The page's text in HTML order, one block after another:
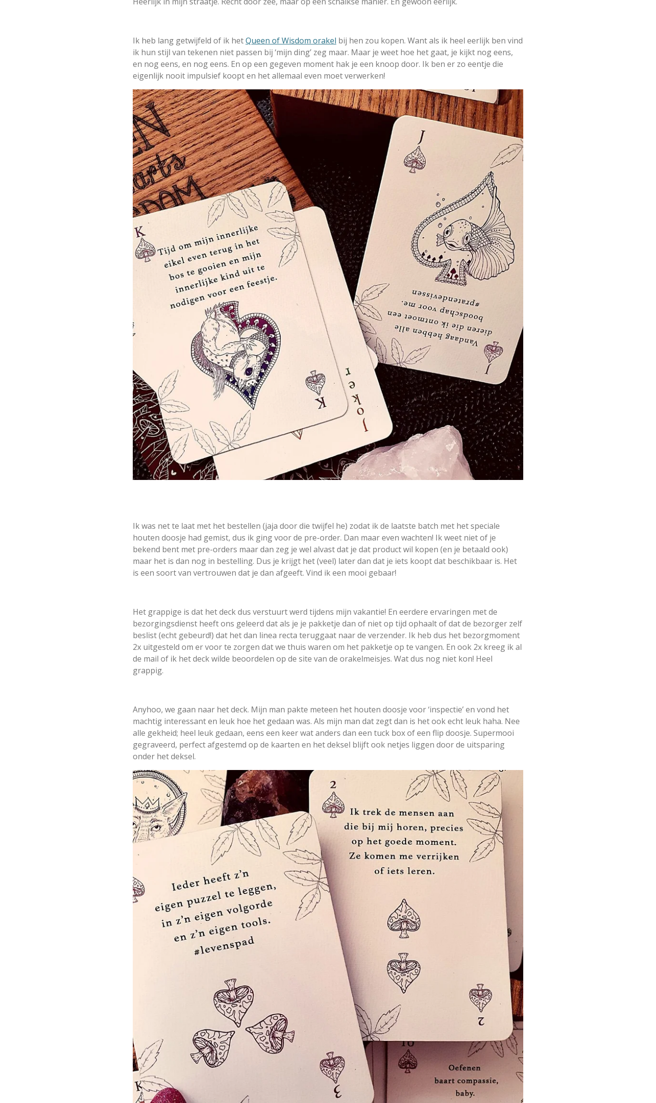
Ik heb lang getwijfeld of ik hetQueen of Wisdom orakel bij hen zou kopen. Want als ik heel eerlijk ben vind
ik hun stijl van tekenen niet passen bij ‘mijn ding’ zeg maar. Maar je weet hoe het gaat, je kijkt nog eens,
en nog eens, en nog eens. En op een gegeven moment hak je een knoop door. Ik ben er zo eentje die
eigenlijk nooit impulsief koopt en het allemaal even moet verwerken!
Ik was net te laat met het bestellen (jaja door die twijfel he) zodat ik de laatste batch met het speciale
houten doosje had gemist, dus ik ging voor de pre-order. Dan maar even wachten! Ik weet niet of je
bekend bent met pre-orders maar dan zeg je wel alvast dat je dat product wil kopen (en je betaald ook)
maar het is dan nog in bestelling. Dus je krijgt het (veel) later dan dat je iets koopt dat beschikbaar is. Het
is een soort van vertrouwen dat je dan afgeeft. Vind ik een mooi gebaar!
Het grappige is dat het deck dus verstuurt werd tijdens mijn vakantie! En eerdere ervaringen met de
bezorgingsdienst heeft ons geleerd dat als je je pakketje dan of niet op tijd ophaalt of dat de bezorger zelf
beslist (echt gebeurd!) dat het dan linea recta teruggaat naar de verzender. Ik heb dus het bezorgmoment
2x uitgesteld om er voor te zorgen dat we thuis waren om het pakketje op te vangen. En ook 2x kreeg ik al
de mail of ik het deck wilde beoordelen op de site van de orakelmeisjes. Wat dus nog niet kon! Heel
grappig.
Anyhoo, we gaan naar het deck. Mijn man pakte meteen het houten doosje voor ‘inspectie’ en vond het
machtig interessant en leuk hoe het gedaan was. Als mijn man dat zegt dan is het ook echt leuk haha. Nee
alle gekheid; heel leuk gedaan, eens een keer wat anders dan een tuck box of een flip doosje. Supermooi
gegraveerd, perfect afgestemd op de kaarten en het deksel blijft ook netjes liggen door de uitsparing
onder het deksel.